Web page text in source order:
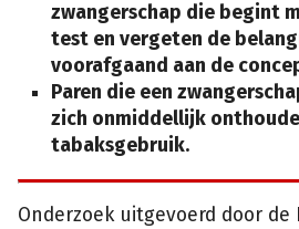
zwangerschap die begint
test en vergeten de
voorafgaand aan de
Paren die een
zich onmiddellijk
tabaksgebruik.
Onderzoek uitgevoerd door de